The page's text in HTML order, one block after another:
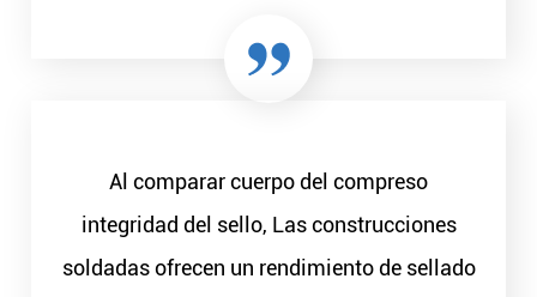
Al comparar cuerpo del compreso
integridad del sello, Las construcciones
soldadas ofrecen un rendimiento de sellado